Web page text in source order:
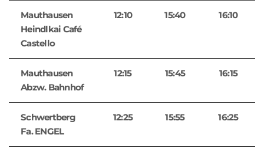
Mauthausen
Heindlkai Café
Castello
12:10 15:40 16:10
Mauthausen
Abzw. Bahnhof
12:15 15:45 16:15
Schwertberg
Fa. ENGEL
12:25 15:55 16:25